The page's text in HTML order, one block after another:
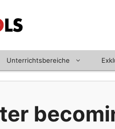
Unterrichtsbereiche